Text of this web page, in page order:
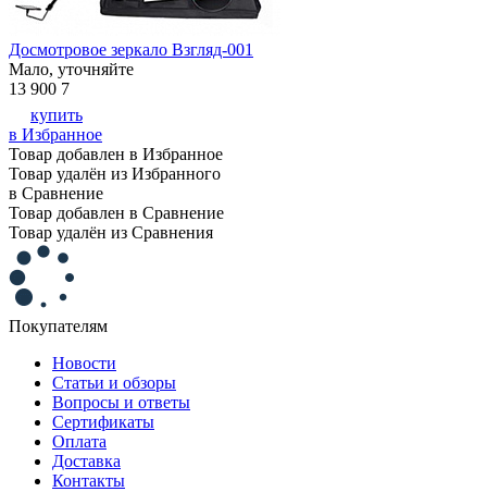
Досмотровое зеркало Взгляд-001
Мало, уточняйте
13 900 7
купить
в Избранное
Товар добавлен в Избранное
Товар удалён из Избранного
в Сравнение
Товар добавлен в Сравнение
Товар удалён из Сравнения
Покупателям
Новости
Статьи и обзоры
Вопросы и ответы
Сертификаты
Оплата
Доставка
Контакты